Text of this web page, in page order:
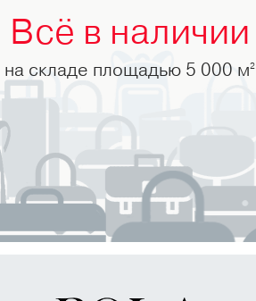
Всё в наличии
на складе площадью 5 000 м2